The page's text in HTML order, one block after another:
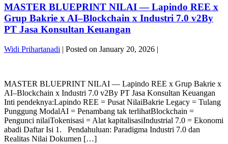
KONSULTAN
KEUANGAN
QUANTUM
LEDGER
SYSTEM™
LAPORAN
IMPLEMENTASI,
BY
PT
JASA
KONSULTAN
KEUANGAN
MASTER BLUEPRINT NILAI — Lapindo REE x
Grup Bakrie x AI–Blockchain x Industri 7.0 v2By
PT Jasa Konsultan Keuangan
Widi Prihartanadi | Posted on January 20, 2026 |
NILAI
—
Lapindo
REE
x
Grup
Bakrie
MASTER BLUEPRINT NILAI — Lapindo REE x Grup Bakrie x
AI–Blockchain x Industri 7.0 v2By PT Jasa Konsultan Keuangan
Inti pendeknya:Lapindo REE = Pusat NilaiBakrie Legacy = Tulang
Punggung ModalAI = Penambang tak terlihatBlockchain =
Pengunci nilaiTokenisasi = Alat kapitalisasiIndustrial 7.0 = Ekonomi
abadi Daftar Isi 1. Pendahuluan: Paradigma Industri 7.0 dan
Realitas Nilai Dokumen […]